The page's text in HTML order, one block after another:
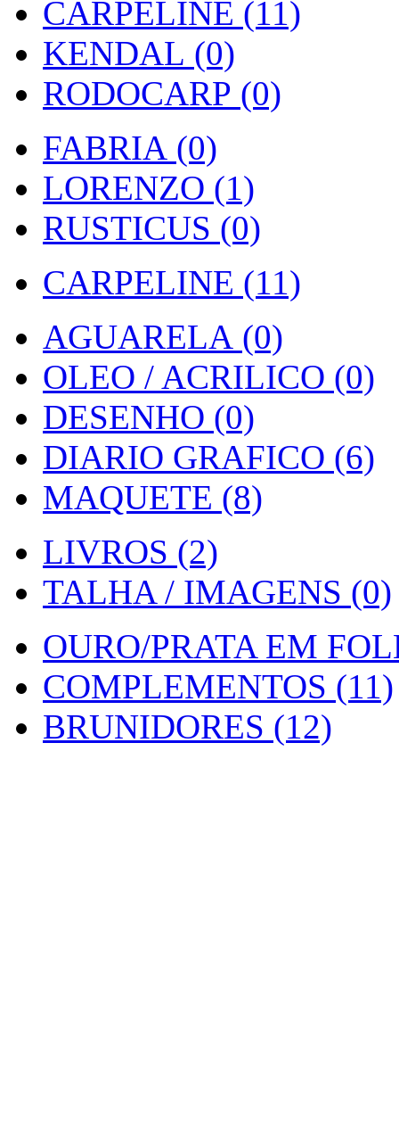
CARPELINE (11)
KENDAL (0)
RODOCARP (0)
FABRIA (0)
LORENZO (1)
RUSTICUS (0)
CARPELINE (11)
AGUARELA (0)
OLEO / ACRILICO (0)
DESENHO (0)
DIARIO GRAFICO (6)
MAQUETE (8)
LIVROS (2)
TALHA / IMAGENS (0)
OURO/PRATA EM
COMPLEMENTOS (11)
BRUNIDORES (12)